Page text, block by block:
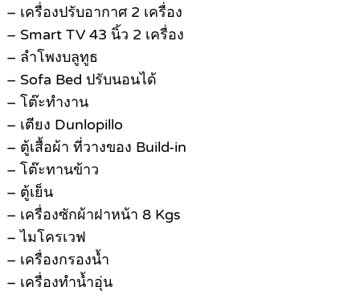
– เครื่องปรับอากาศ 2 เครื่อง
– Smart TV 43 นิ้ว 2 เครื่อง
– ลำโพงบลูทูธ
– Sofa Bed ปรับนอนได้
– โต๊ะทำงาน
– เตียง Dunlopillo
– ตู้เสื้อผ้า ที่วางของ Build-in
– โต๊ะทานข้าว
– ตู้เย็น
– เครื่องซักผ้าฝาหน้า 8 Kgs
– ไมโครเวฟ
– เครื่องกรองน้ำ
– เครื่องทำน้ำอุ่น